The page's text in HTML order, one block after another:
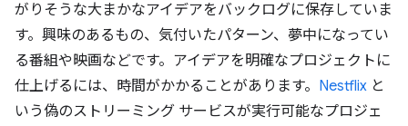
がりそうな大まかなアイデアをバックログに保存していま
す。興味のあるもの、気付いたパターン、夢中になってい
る番組や映画などです。アイデアを明確なプロジェクトに
仕上げるには、時間がかかることがあります。 Nestflix と
いう偽のストリーミング サービスが実行可能なプロジェ